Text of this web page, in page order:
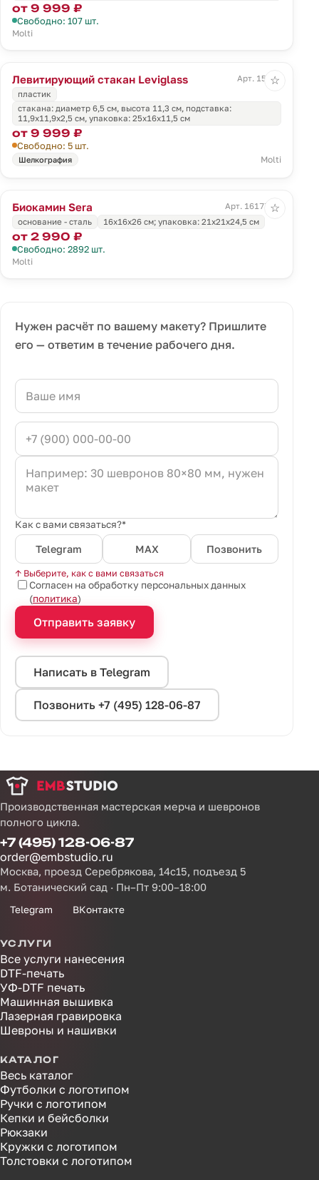
от 9 999 ₽
Свободно: 107 шт.
Molti
Левитирующий стакан Leviglass
Арт. 15532
пластик
стакана: диаметр 6,5 см, высота 11,3 см, подставка:
11,9x11,9x2,5 см, упаковка: 25х16х11,5 см
от 9 999 ₽
Свободно: 5 шт.
Шелкография Molti
☆
Биокамин Sera
Арт. 16177.30
основание - сталь
16x16x26 см; упаковка: 21x21x24,5 см
от 2 990 ₽
Свободно: 2892 шт.
Molti
☆
Нужен расчёт по вашему макету? Пришлите
его — ответим в течение рабочего дня.
Как с вами связаться?*
Telegram MAX Позвонить
↑ Выберите, как с вами связаться
Согласен на обработку персональных данных
(политика)
Отправить заявку
Написать в Telegram
Позвонить +7 (495) 128-06-87
Производственная мастерская мерча и шевронов
полного цикла.
+7 (495) 128-06-87
order@embstudio.ru
Москва, проезд Серебрякова, 14с15, подъезд 5
м. Ботанический сад · Пн–Пт 9:00–18:00
Telegram ВКонтакте
УСЛУГИ
Все услуги нанесения
DTF-печать
УФ-DTF печать
Машинная вышивка
Лазерная гравировка
Шевроны и нашивки
КАТАЛОГ
Весь каталог
Футболки с логотипом
Ручки с логотипом
Кепки и бейсболки
Рюкзаки
Кружки с логотипом
Толстовки с логотипом